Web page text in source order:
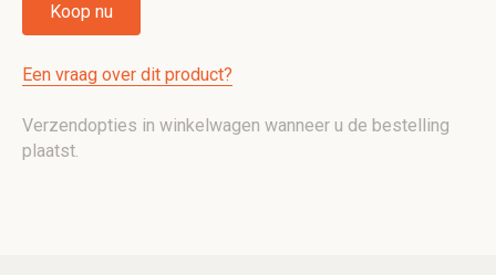
Koop nu
Een vraag over dit product?
Verzendopties in winkelwagen wanneer u de bestelling
plaatst.